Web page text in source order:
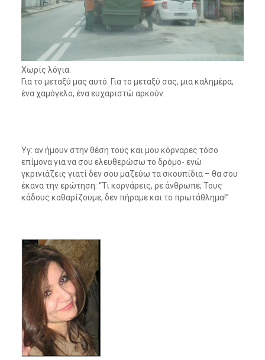
Χωρίς λόγια.
Για το μεταξύ μας αυτό. Για το μεταξύ σας, μια καλημέρα,
ένα χαμόγελο, ένα ευχαριστώ αρκούν.
Υγ: αν ήμουν στην θέση τους και μου κόρναρες τόσο
επίμονα για να σου ελευθερώσω το δρόμο- ενώ
γκρινιάζεις γιατί δεν σου μαζεύω τα σκουπίδια – θα σου
έκανα την ερώτηση: “Τι κορνάρεις, ρε άνθρωπε; Τους
κάδους καθαρίζουμε, δεν πήραμε και το πρωτάθλημα!”